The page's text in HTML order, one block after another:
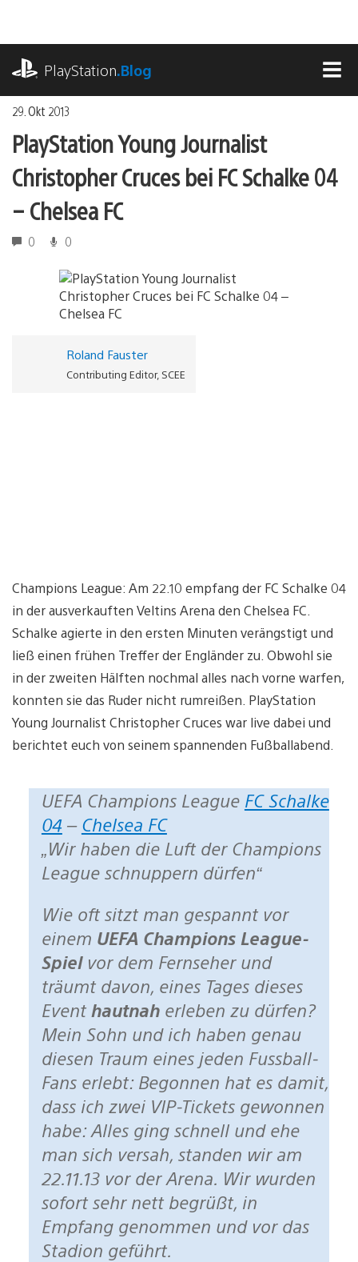
springen
PlayStation.Blog
29. Okt 2013
PlayStation Young Journalist
Christopher Cruces bei FC Schalke 04
– Chelsea FC
0 0
Roland Fauster
Contributing Editor, SCEE
Champions League: Am 22.10 empfang der FC Schalke 04
in der ausverkauften Veltins Arena den Chelsea FC.
Schalke agierte in den ersten Minuten verängstigt und
ließ einen frühen Treffer der Engländer zu. Obwohl sie
in der zweiten Hälften nochmal alles nach vorne warfen,
konnten sie das Ruder nicht rumreißen. PlayStation
Young Journalist Christopher Cruces war live dabei und
berichtet euch von seinem spannenden Fußballabend.
UEFA Champions League FC Schalke
04– Chelsea FC
„Wir haben die Luft der Champions
League schnuppern dürfen“
Wie oft sitzt man gespannt vor
einem UEFA Champions League-
Spielvor dem Fernseher und
träumt davon, eines Tages dieses
Event hautnaherleben zu dürfen?
Mein Sohn und ich haben genau
diesen Traum eines jeden Fussball-
Fans erlebt: Begonnen hat es damit,
dass ich zwei VIP-Tickets gewonnen
habe: Alles ging schnell und ehe
man sich versah, standen wir am
22.11.13 vor der Arena. Wir wurden
sofort sehr nett begrüßt, in
Empfang genommen und vor das
Stadion geführt.